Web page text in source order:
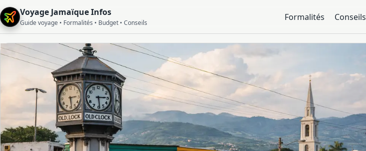
Voyage Jamaïque Infos
Guide voyage • Formalités • Budget • Conseils
Formalités Conseils